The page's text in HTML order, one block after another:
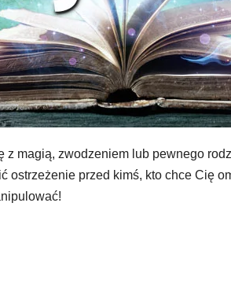
z magią, zwodzeniem lub pewnego
ostrzeżenie przed kimś, kto chce Cię